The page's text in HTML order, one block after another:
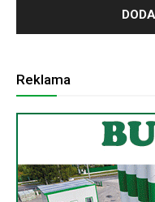
Reklama